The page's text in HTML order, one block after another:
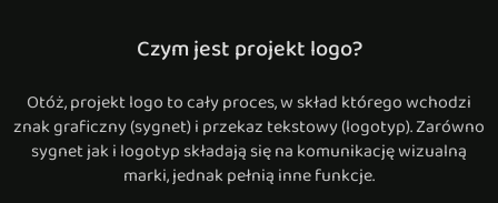
Czym jest projekt logo?
Otóż, projekt logo to cały proces, w skład którego wchodzi
znak graficzny (sygnet) i przekaz tekstowy (logotyp). Zarówno
sygnet jak i logotyp składają się na komunikację wizualną
marki, jednak pełnią inne funkcje.